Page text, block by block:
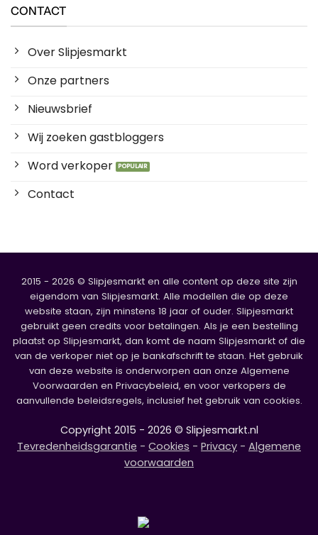
CONTACT
Over Slipjesmarkt
Onze partners
Nieuwsbrief
Wij zoeken gastbloggers
Word verkoper
Contact
2015 - 2026 © Slipjesmarkt en alle content op deze site zijn
eigendom van Slipjesmarkt. Alle modellen die op deze
website staan, zijn minstens 18 jaar of ouder. Slipjesmarkt
gebruikt geen credits voor betalingen. Als je een bestelling
plaatst op Slipjesmarkt, dan komt de naam Slipjesmarkt of die
van de verkoper niet op je bankafschrift te staan. Het gebruik
van deze website is onderworpen aan onze Algemene
Voorwaarden en Privacybeleid, en voor verkopers de
aanvullende beleidsregels, inclusief het gebruik van cookies.
Copyright 2015 - 2026 © Slipjesmarkt.nl
Tevredenheidsgarantie - Cookies - Privacy - Algemene
voorwaarden